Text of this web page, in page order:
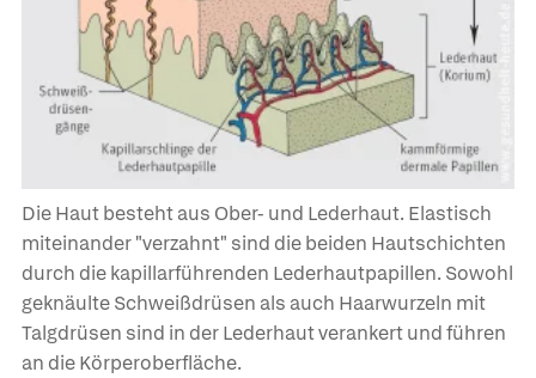
Die Haut besteht aus Ober- und Lederhaut. Elastisch
miteinander "verzahnt" sind die beiden Hautschichten
durch die kapillarführenden Lederhautpapillen. Sowohl
geknäulte Schweißdrüsen als auch Haarwurzeln mit
Talgdrüsen sind in der Lederhaut verankert und führen
an die Körperoberfläche.